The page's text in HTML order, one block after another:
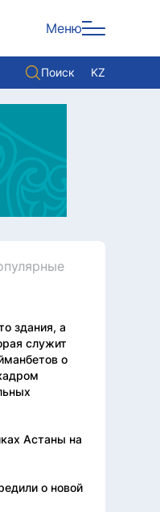
Меню
Поиск KZ
здания, а
служит
о
Астаны на
о новой